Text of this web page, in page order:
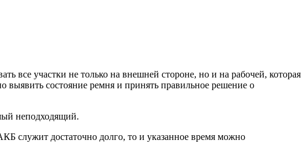
все участки не только на внешней стороне, но и на рабочей, которая
выявить состояние ремня и принять правильное решение о
неподходящий.
служит достаточно долго, то и указанное время можно